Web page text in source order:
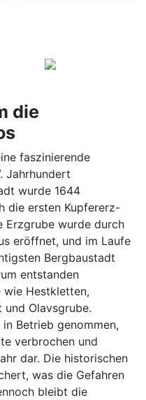
die
faszinierende
Jahrhundert
wurde 1644
die ersten Kupfererz-
Erzgrube wurde durch
eröffnet, und im Laufe
Bergbaustadt
entstanden
wie Hestkletten,
und Olavsgrube.
Betrieb genommen,
verbrochen und
dar. Die historischen
was die Gefahren
bleibt die